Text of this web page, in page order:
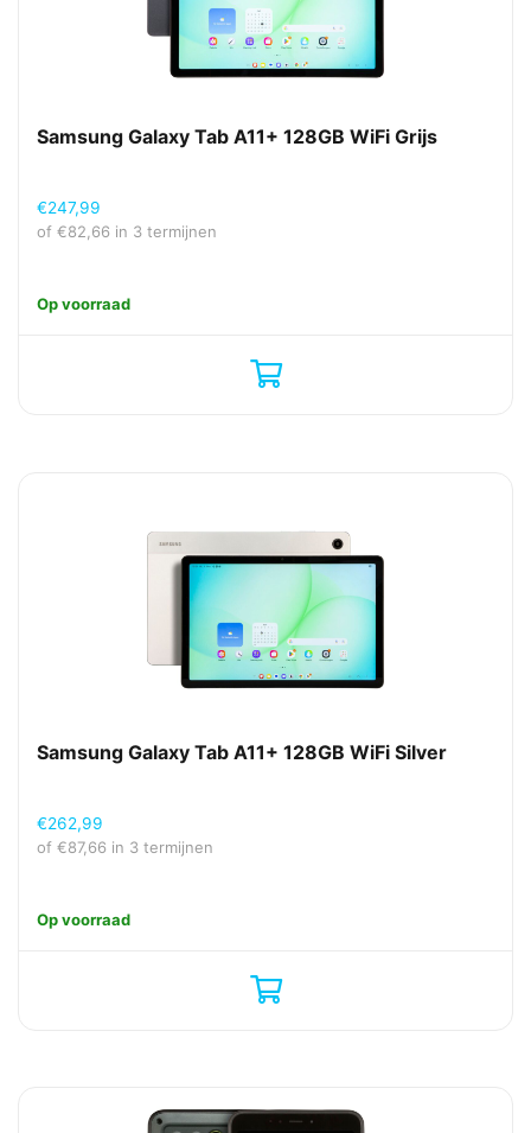
Samsung Galaxy Tab A11+ 128GB WiFi Grijs
€247,99
of €82,66 in 3 termijnen
Op voorraad
Samsung Galaxy Tab A11+ 128GB WiFi Silver
€262,99
of €87,66 in 3 termijnen
Op voorraad